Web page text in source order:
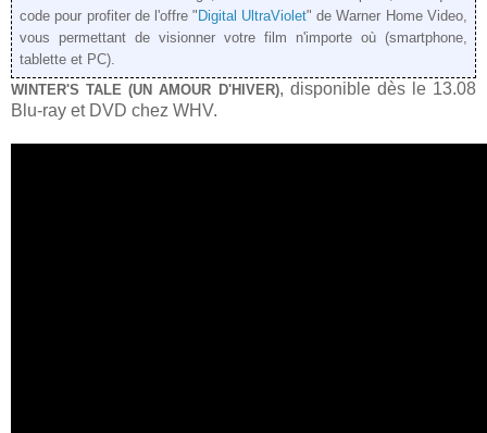
code pour profiter de l'offre "Digital UltraViolet" de Warner Home Video,
vous permettant de visionner votre film n'importe où (smartphone,
tablette et PC).
WINTER'S TALE (UN AMOUR D'HIVER), disponible dès le 13.08
Blu-ray et DVD chez WHV.